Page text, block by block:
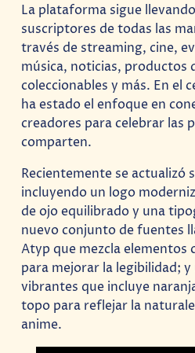
La plataforma sigue
suscriptores de todas las
través de streaming, cine,
música, noticias, productos
coleccionables y más. En el
ha estado el enfoque en
creadores para celebrar las
comparten.
Recientemente se actualizó
incluyendo un logo
de ojo equilibrado y una
nuevo conjunto de fuentes
Atyp que mezcla elementos
para mejorar la legibilidad;
vibrantes que incluye
topo para reflejar la
anime.